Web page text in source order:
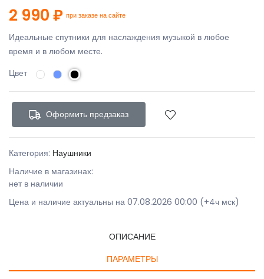
2 990 ₽ при заказе на сайте
Идеальные спутники для наслаждения музыкой в любое
время и в любом месте.
Цвет
Оформить предзаказ
Категория: Наушники
Наличие в магазинах:
нет в наличии
Цена и наличие актуальны на 07.08.2026 00:00 (+4ч мск)
ОПИСАНИЕ
ПАРАМЕТРЫ